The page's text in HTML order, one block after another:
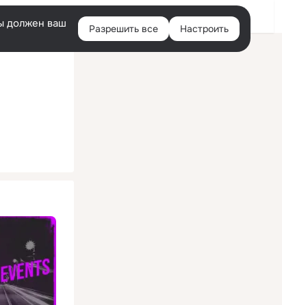
Войти
должен ваш
Разрешить все Настроить